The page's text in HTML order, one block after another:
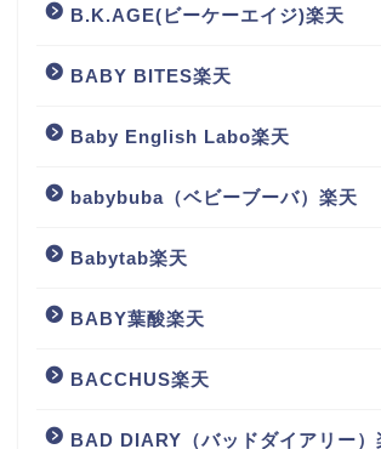
B.K.AGE(ビーケーエイジ)楽天
BABY BITES楽天
Baby English Labo楽天
babybuba（ベビーブーバ）楽天
Babytab楽天
BABY葉酸楽天
BACCHUS楽天
BAD DIARY（バッドダイアリー）